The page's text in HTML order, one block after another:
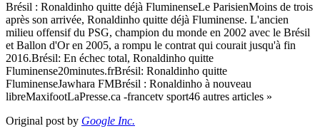
Brésil : Ronaldinho quitte déjà FluminenseLe ParisienMoins de trois
après son arrivée, Ronaldinho quitte déjà Fluminense. L'ancien
milieu offensif du PSG, champion du monde en 2002 avec le Brésil
et Ballon d'Or en 2005, a rompu le contrat qui courait jusqu'à fin
2016.Brésil: En échec total, Ronaldinho quitte
Fluminense20minutes.frBrésil: Ronaldinho quitte
FluminenseJawhara FMBrésil : Ronaldinho à nouveau
libreMaxifootLaPresse.ca -francetv sport46 autres articles »
Original post by Google Inc.